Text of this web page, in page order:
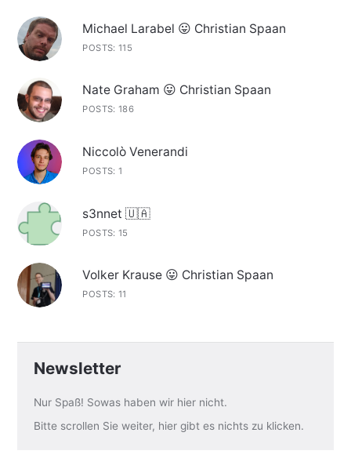
Michael Larabel 😛 Christian Spaan
POSTS: 115
Nate Graham 😛 Christian Spaan
POSTS: 186
Niccolò Venerandi
POSTS: 1
s3nnet 🇺🇦
POSTS: 15
Volker Krause 😛 Christian Spaan
POSTS: 11
Newsletter
Nur Spaß! Sowas haben wir hier nicht.
Bitte scrollen Sie weiter, hier gibt es nichts zu klicken.